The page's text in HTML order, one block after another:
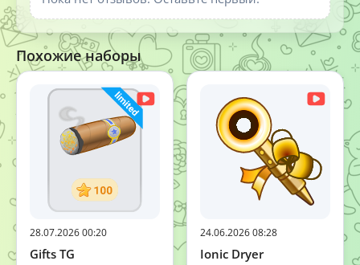
Похожие наборы
28.07.2026 00:20
Gifts TG
24.06.2026 08:28
Ionic Dryer